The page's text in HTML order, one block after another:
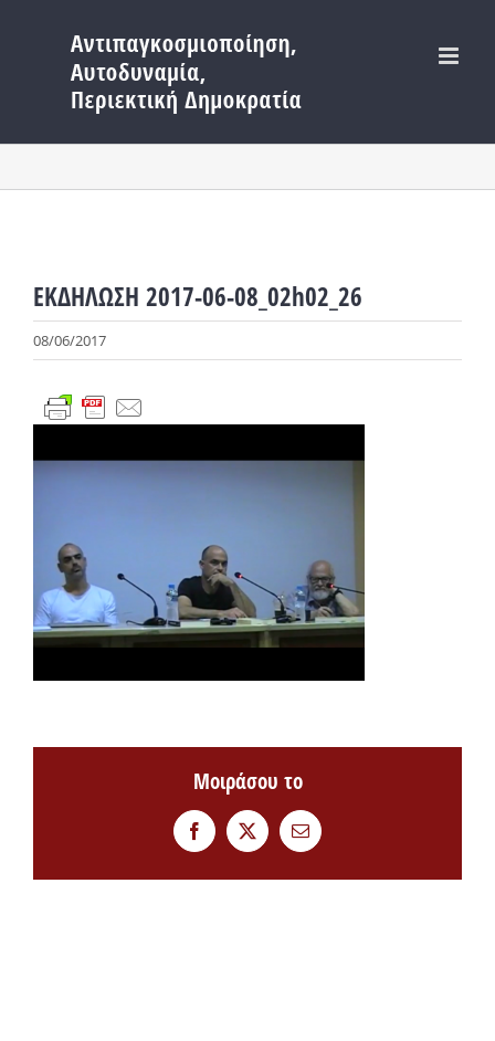
περιεχόμενο
ΕΚΔΗΛΩΣΗ 2017-06-08_02h02_26
08/06/2017
Μοιράσου το
FacebookTwitterEmail